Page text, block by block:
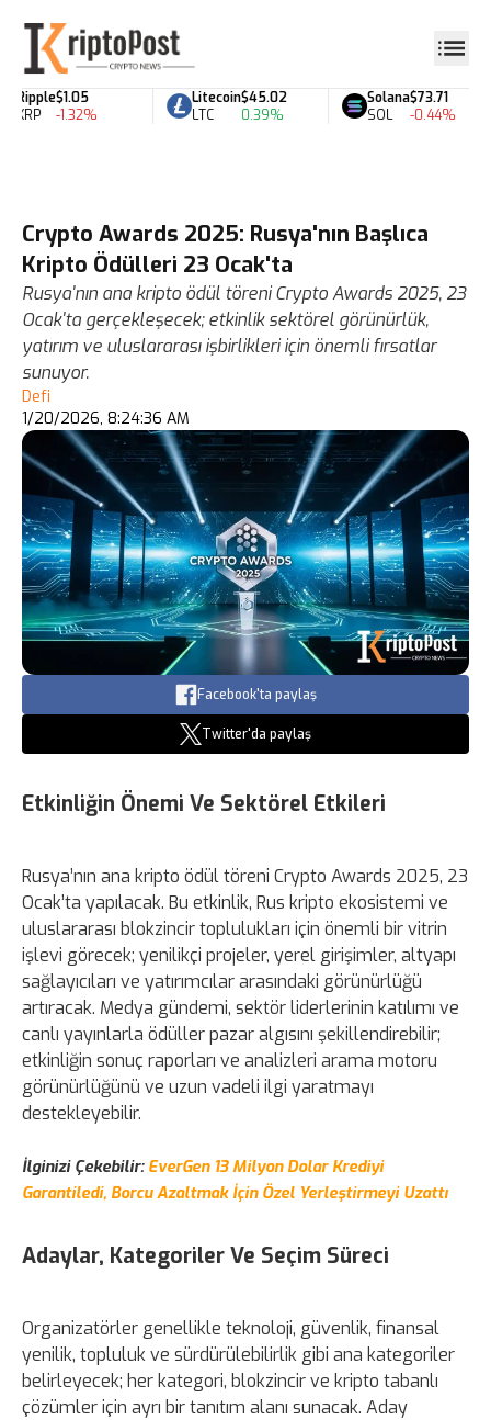
Ripple
XRP
$1.05
-1.32%
Litecoin
LTC
$45.02
0.39%
Solana
SOL
$73.71
-0.44%
Crypto Awards 2025: Rusya'nın Başlıca
Kripto Ödülleri 23 Ocak'ta
Rusya'nın ana kripto ödül töreni Crypto Awards 2025, 23
Ocak'ta gerçekleşecek; etkinlik sektörel görünürlük,
yatırım ve uluslararası işbirlikleri için önemli fırsatlar
sunuyor.
Defi
1/20/2026, 8:24:36 AM
Facebook'ta paylaş
Twitter'da paylaş
Etkinliğin Önemi Ve Sektörel Etkileri
Rusya’nın ana kripto ödül töreni Crypto Awards 2025, 23
Ocak’ta yapılacak. Bu etkinlik, Rus kripto ekosistemi ve
uluslararası blokzincir toplulukları için önemli bir vitrin
işlevi görecek; yenilikçi projeler, yerel girişimler, altyapı
sağlayıcıları ve yatırımcılar arasındaki görünürlüğü
artıracak. Medya gündemi, sektör liderlerinin katılımı ve
canlı yayınlarla ödüller pazar algısını şekillendirebilir;
etkinliğin sonuç raporları ve analizleri arama motoru
görünürlüğünü ve uzun vadeli ilgi yaratmayı
destekleyebilir.
İlginizi Çekebilir: EverGen 13 Milyon Dolar Krediyi
Garantiledi, Borcu Azaltmak İçin Özel Yerleştirmeyi Uzattı
Adaylar, Kategoriler Ve Seçim Süreci
Organizatörler genellikle teknoloji, güvenlik, finansal
yenilik, topluluk ve sürdürülebilirlik gibi ana kategoriler
belirleyecek; her kategori, blokzincir ve kripto tabanlı
çözümler için ayrı bir tanıtım alanı sunacak. Aday